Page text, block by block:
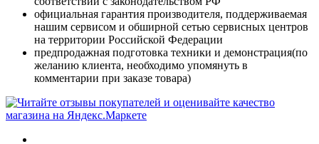
официальная гарантия производителя, поддерживаемая
нашим сервисом и обширной сетью сервисных центров
на территории Российской Федерации
предпродажная подготовка техники и демонстрация(по
желанию клиента, необходимо упомянуть в
комментарии при заказе товара)